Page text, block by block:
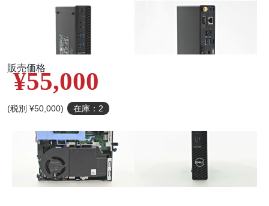
販売価格
¥55,000
(税別 ¥50,000) 在庫：2